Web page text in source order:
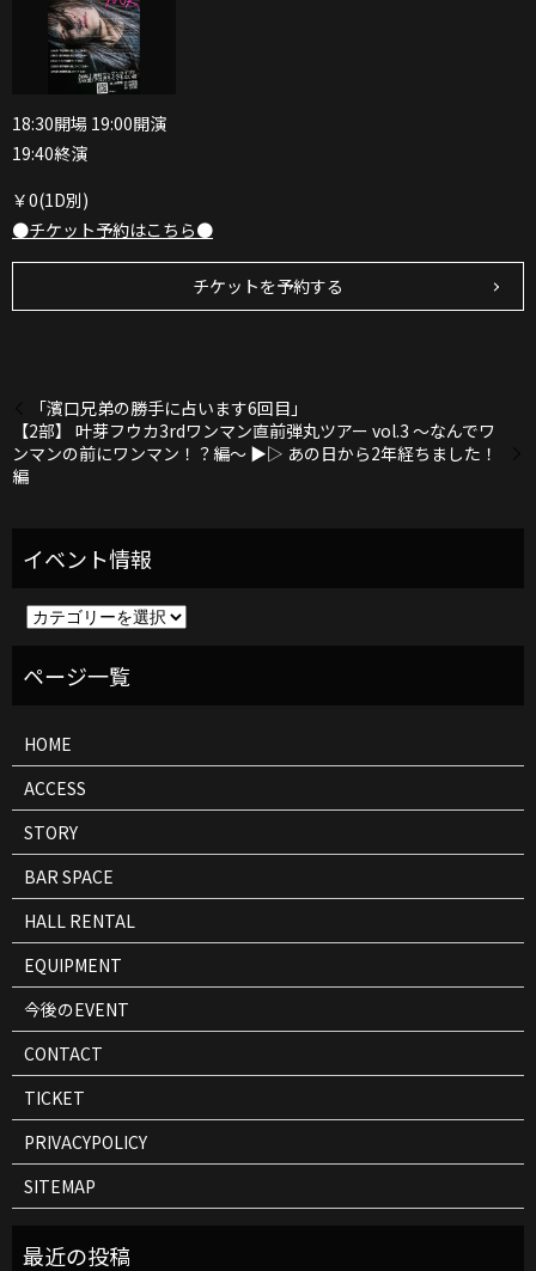
18:30開場 19:00開演
19:40終演
￥0(1D別)
●チケット予約はこちら●
チケットを予約する
「濱口兄弟の勝手に占います6回目」
【2部】 叶芽フウカ3rdワンマン直前弾丸ツアー vol.3 〜なんでワ
ンマンの前にワンマン！？編〜 ▶︎▷ あの日から2年経ちました！
編
ト
HOME
ACCESS
STORY
BAR SPACE
HALL RENTAL
EQUIPMENT
今後のEVENT
CONTACT
TICKET
PRIVACYPOLICY
SITEMAP